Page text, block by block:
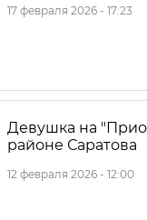
17 февраля 2026 - 17:23
Девушка на
районе Саратова
12 февраля 2026 - 12:00